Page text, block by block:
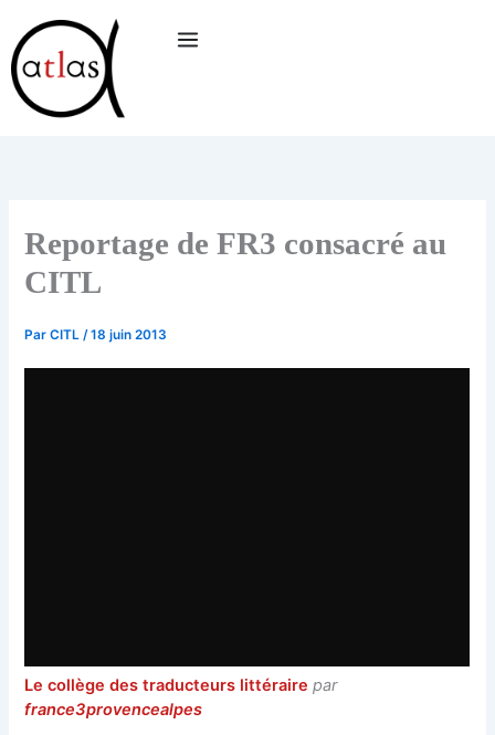
au
contenu
Reportage de FR3 consacré au
CITL
ParCITL/18 juin 2013
Le collège des traducteurs littéraire par
france3provencealpes